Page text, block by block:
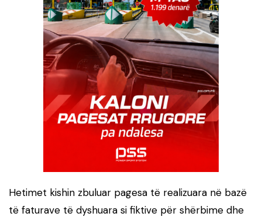
Hetimet kishin zbuluar pagesa të realizuara në bazë
të faturave të dyshuara si fiktive për shërbime dhe